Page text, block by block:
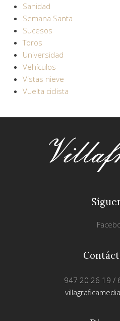
Sanidad
Semana Santa
Sucesos
Toros
Universidad
Vehículos
Vistas nieve
Vuelta ciclista
947 20 26 19 /